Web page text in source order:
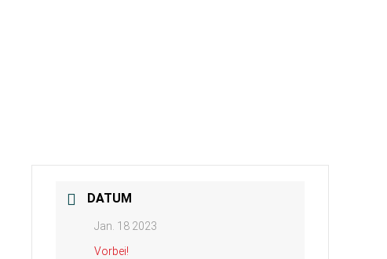
DATUM
Jan. 18 2023
Vorbei!